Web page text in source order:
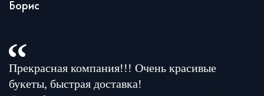
Борис
Прекрасная компания!!! Очень красивые
букеты, быстрая доставка!